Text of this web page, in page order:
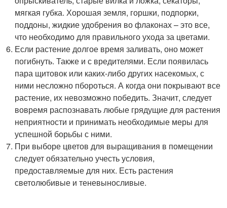
мягкая губка. Хорошая земля, горшки, подпорки,
поддоны, жидкие удобрения во флаконах – это все,
что необходимо для правильного ухода за цветами.
Если растение долгое время заливать, оно может
погибнуть. Также и с вредителями. Если появилась
пара щитовок или каких-либо других насекомых, с
ними несложно пбороться. А когда они покрывают все
растение, их невозможно победить. Значит, следует
вовремя распознавать любые грядущие для растения
неприятности и принимать необходимые меры для
успешной борьбы с ними.
При выборе цветов для выращивания в помещении
следует обязательно учесть условия,
предоставляемые для них. Есть растения
светолюбивые и теневыносливые.